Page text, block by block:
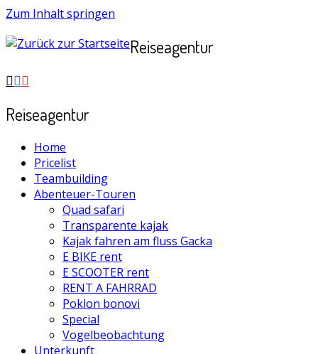
Zum Inhalt springen
Reiseagentur
Reiseagentur
Home
Pricelist
Teambuilding
Abenteuer-Touren
Quad safari
Transparente kajak
Kajak fahren am fluss Gacka
E BIKE rent
E SCOOTER rent
RENT A FAHRRAD
Poklon bonovi
Special
Vogelbeobachtung
Unterkunft